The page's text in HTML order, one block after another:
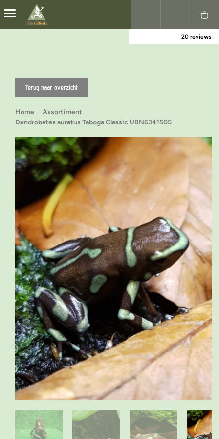
Nederlands
20 reviews
Terug naar overzicht
Home
Assortiment
Dendrobates auratus Taboga Classic UBN6341505